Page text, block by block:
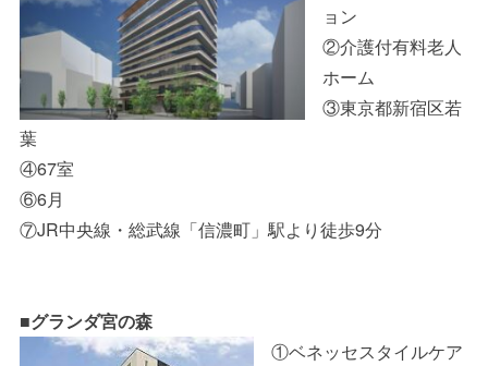
ョン
②介護付有料老人
ホーム
③東京都新宿区若
葉
④67室
⑥6月
⑦JR中央線・総武線「信濃町」駅より徒歩9分
■グランダ宮の森
①ベネッセスタイルケア